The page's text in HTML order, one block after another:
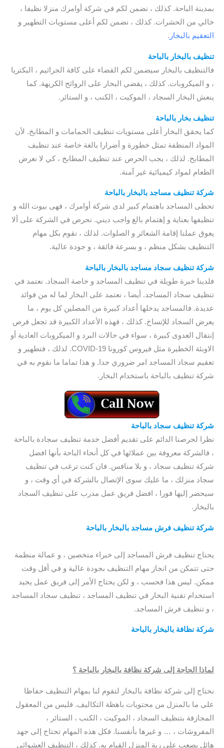
بمدينة الباحة. كذلك ، نضمن لكم في شركة أوامرك منزلا نظيفا ،
خالي من الحشرات. كذلك ، نضمن لكم أعلى مستويات التطهير و
التعقيم بالبخار .
تنظيف بالبخار بالباحة
فالتنظيف بالبخار سيضمن لكم القضاء على كافة الجراثيم ، البكتريا
، و الميكروبات. كذلك ، يقضي البخار على الروائح الكريهة. كما
ينعش البخار السجاد ، الموكيت ، الكنب ، و الستائر.
تنظيف بخار بالباحة
كما يحقق البخار أعلى مستويات تنظيف الحمامات و المطابخ. لأن
المواد المنظفة تمثل خطورة و أضرارا بالغة خاصة عند تنظيف
المطابخ. لذلك ، يجب الحرص عند تنظيف المطابخ ، كي لا نعرض
الطعام لمواد كيميائية غير آمنة.
شركة تنظيف مساجد بالبخار بالباحة
تحظى المساجد باهتمام كبير لدى شركة أوامرك ، فهى بيوت الله و
تنظيفها بعناية و إهتمام بالغ واجب ديني. نحرص في الشركة على ألا
يعوق عملنا إقامة الشعائر و الصلوات. لذلك ، نقوم بكل مهام
التنظيف بشكل منظم ، و بسرعة فائقة ، و جودة عالية.
شركة تنظيف سجاد مساجد بالبخار بالباحة
فلدينا خبرة طويلة في تنظيف المساجد و خاصة السجاد. نعتمد في
تنظيف سجاد المساجد. أيضا ، نعتمد على البخار لما له من فوائد
عديدة. فالمساجد يدخلها أعداد كبيرة من المصلين كل يوم ، ما
يعرض السجاد للإتساخ. كذلك ، فهذه الأعداد الكبيرة قد تجعل فرص
إنتقال العدوى كبيرة ، سواء في حالات البرد و الميكروبات العادية أو
الاوبئة الخطيرة مثل فيروس كورونا COVID-19. لذلك ، فتطهير و
تعقيم سجاد المساجد امر ضروري جدا. و هذا تماما ما نقوم به في
شركة تنظيف بالباحة باستخدام البخار.
شركة تنظيف سجاد بالباحة
نظرا لحرصنا الدائم على تقديم أفضل خدمة تنظيف سجادة بالباحة
، فالشركة معروفة بين عملائها في كل أنحاء الباحة بأنها افضل
شركة تنظيف سجاد ، و بلا منافس. فان كنت ترغب في تنظيف
سجاد منزلك ، ما عليك سوى الإتصال بالشركة في أي وقت ، و
سيحضر إليها فورا ، افضل فريق عمل مدرب على تنظيف السجاد
بالبخار.
شركة تنظيف فرش مساجد بالبخار بالباحة
يحتاج تنظيف فرش المساجد إلى خبراء متخصين ، و عمالة منظمة
حتى تتمكن من انجاز مهام التنظيف بجودة عالية و في أقل وقت
ممكن. ليس هذا فحسب ، و لكن يحتاج الأمر إلى فريق عمل يجيد
استخدام تقنية البخار في تنظيف المساجد ، تنظيف سجاد المساجد
، و تنظيف فرش المساجد.
شركة نظافة بالبخار بالباحة
لماذا الحاجة إلى شركة نظافة بالبخار بالباحة ؟
نحتاج إلى شركة نظافة بالبخار لتقوم لنا بمهام التنظيف حفاظا
على ما بالمنزل من محتويات باهظة التكاليف. فليس من المعقول
المجازفة بتنظيف السجاد ، الموكيت ، الكنب ، الستائر ،
المفروشات ، … و غيرها بأنفسنا. فكل هذه المهام تحتاج إلى جهد
هائل يصعب على ربة المنزل القيام به. كذلك ، التنظيف العشوائي